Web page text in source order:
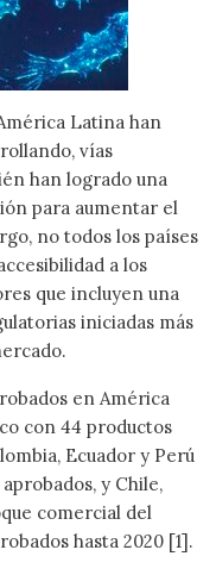
Latina han
vías
han logrado una
para aumentar el
no todos los países
a los
que incluyen una
iniciadas más
en América
con 44 productos
Ecuador y Perú
y Chile,
comercial del
hasta 2020 [1].